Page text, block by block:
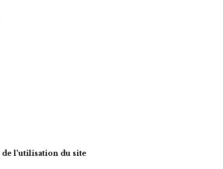
Les présentes conditions générales d'utilisation ont pour objet l'encadrement juridique de l'utilisation du site